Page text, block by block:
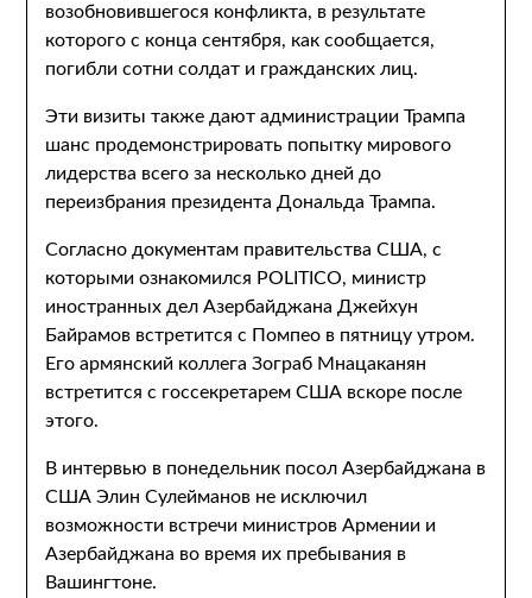
возобновившегося конфликта, в результате
которого с конца сентября, как сообщается,
погибли сотни солдат и гражданских лиц.
Эти визиты также дают администрации Трампа
шанс продемонстрировать попытку мирового
лидерства всего за несколько дней до
переизбрания президента Дональда Трампа.
Согласно документам правительства США, с
которыми ознакомился POLITICO, министр
иностранных дел Азербайджана Джейхун
Байрамов встретится с Помпео в пятницу утром.
Его армянский коллега Зограб Мнацаканян
встретится с госсекретарем США вскоре после
этого.
В интервью в понедельник посол Азербайджана в
США Элин Сулейманов не исключил
возможности встречи министров Армении и
Азербайджана во время их пребывания в
Вашингтоне.